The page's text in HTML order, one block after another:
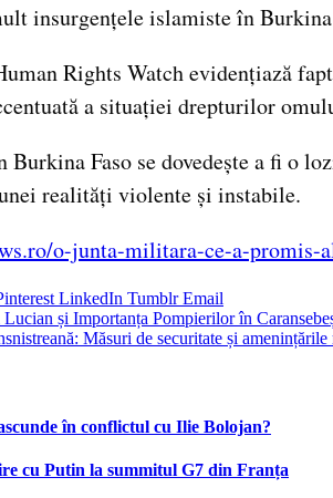
insurgențele islamiste în Burkina
Rights Watch evidențiază
a situației drepturilor
Faso se dovedește a fi o
realități violente și instabile.
o-junta-militara-ce-a-promis-
LinkedIn Tumblr Email
și Importanța Pompierilor în
Măsuri de securitate și amenințările
în conflictul cu Ilie Bolojan?
cu Putin la summitul G7 din Franța